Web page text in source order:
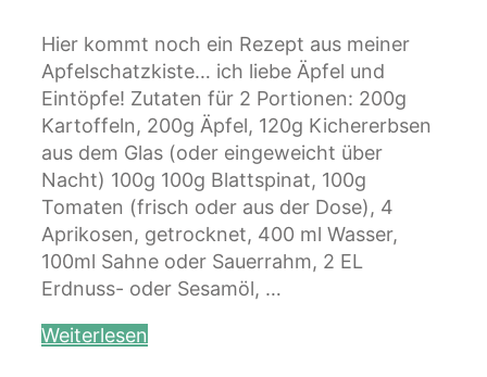
Hier kommt noch ein Rezept aus meiner
Apfelschatzkiste… ich liebe Äpfel und
Eintöpfe! Zutaten für 2 Portionen: 200g
Kartoffeln, 200g Äpfel, 120g Kichererbsen
aus dem Glas (oder eingeweicht über
Nacht) 100g 100g Blattspinat, 100g
Tomaten (frisch oder aus der Dose), 4
Aprikosen, getrocknet, 400 ml Wasser,
100ml Sahne oder Sauerrahm, 2 EL
Erdnuss- oder Sesamöl, …
Weiterlesen